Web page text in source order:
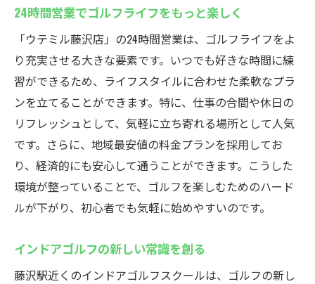
24時間営業でゴルフライフをもっと楽しく
「ウテミル藤沢店」の24時間営業は、ゴルフライフをよ
り充実させる大きな要素です。いつでも好きな時間に練
習ができるため、ライフスタイルに合わせた柔軟なプラ
ンを立てることができます。特に、仕事の合間や休日の
リフレッシュとして、気軽に立ち寄れる場所として人気
です。さらに、地域最安値の料金プランを採用してお
り、経済的にも安心して通うことができます。こうした
環境が整っていることで、ゴルフを楽しむためのハード
ルが下がり、初心者でも気軽に始めやすいのです。
インドアゴルフの新しい常識を創る
藤沢駅近くのインドアゴルフスクールは、ゴルフの新し